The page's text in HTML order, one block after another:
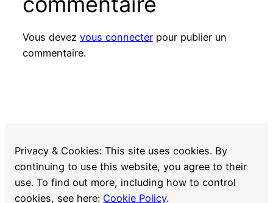
Vous devez vous connecterpour publier un
commentaire.
Privacy & Cookies: This site uses cookies. By
continuing to use this website, you agree to their
use. To find out more, including how to control
cookies, see here: Cookie Policy.